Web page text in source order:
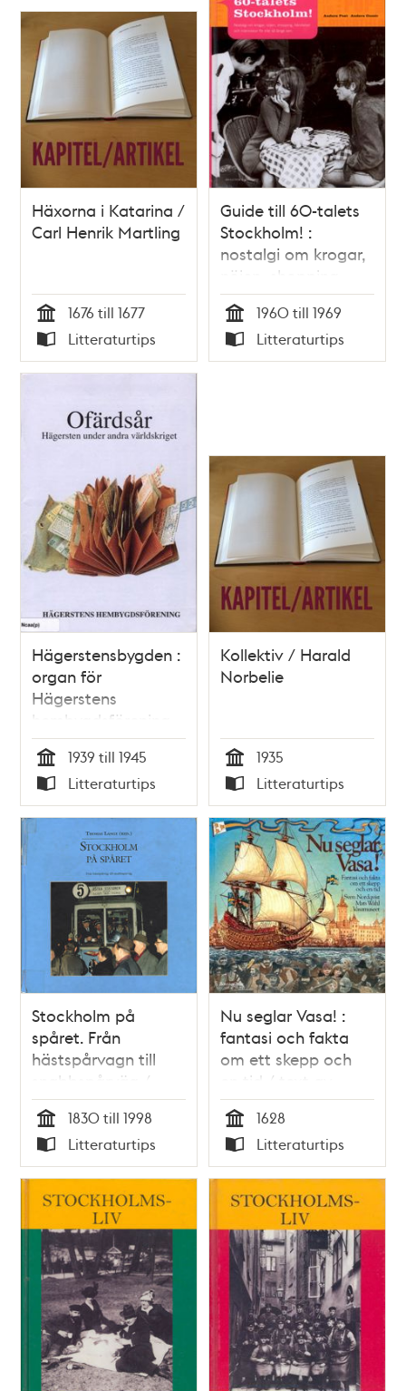
Häxorna i Katarina /
Carl Henrik Martling
Tid
1676 till 1677
Typ
Litteraturtips
Guide till 60-talets
Stockholm! :
nostalgi om krogar,
nöjen, shopping,
händelser och
människor för inte
så länge sen /
Anders Post, Anders
Tid
1960 till 1969
Typ
Litteraturtips
Hägerstensbygden :
organ för
Hägerstens
hembygdsförening.
Årg.39 (2004),
Ofärdsår :
Hägersten under
andra världskriget
Tid
1939 till 1945
Typ
Litteraturtips
Kollektiv / Harald
Norbelie
Tid
1935
Typ
Litteraturtips
Stockholm på
spåret. Från
hästspårvagn till
snabbspårväg /
Thomas Lange (red.)
Tid
1830 till 1998
Typ
Litteraturtips
Nu seglar Vasa! :
fantasi och fakta
om ett skepp och
en tid / text av
Mats Wahl ; bilder
av Sven Nordqvist ;
faktaunderlag och
faktatext av Birgitta
Stapf m.fl.
Tid
1628
Typ
Litteraturtips